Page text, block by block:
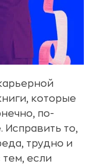
которые
по-
Исправить то,
трудно и
если